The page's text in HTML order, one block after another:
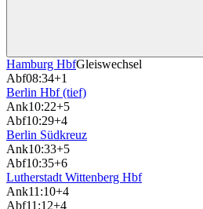
Hamburg HbfGleiswechsel
Abf08:34+1
Berlin Hbf (tief)
Ank10:22+5
Abf10:29+4
Berlin Südkreuz
Ank10:33+5
Abf10:35+6
Lutherstadt Wittenberg Hbf
Ank11:10+4
Abf11:12+4